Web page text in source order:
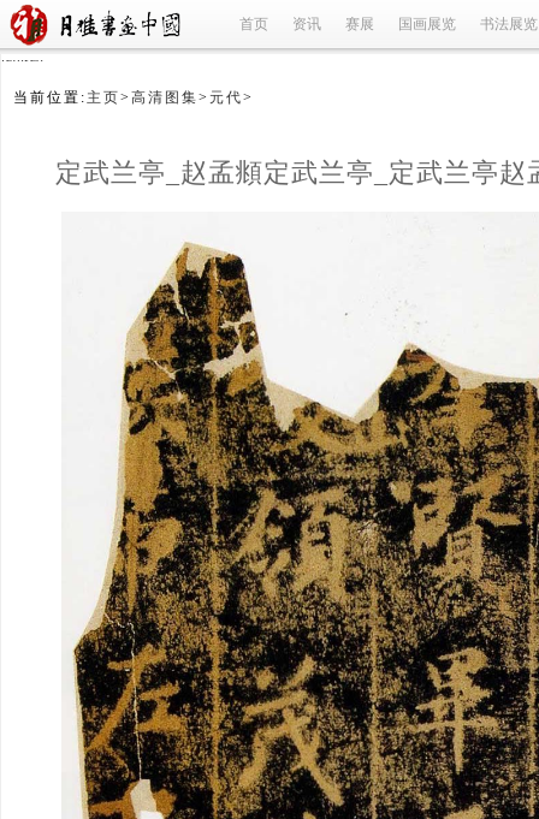
首页 资讯 赛展 国画展览 书法展览
refused
当前位置: 主页> 高清图集> 元代>
定武兰亭_赵孟頫定武兰亭_定武兰亭赵